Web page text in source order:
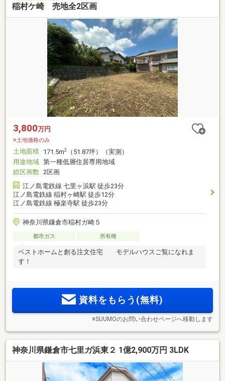
稲村ケ崎 売地全2区画
3,800万円
※土地価格のみ
土地面積 171.5m2
（51.87坪）（実測）
用途地域 第一種低層住居専用地域
総区画数 2区画
江ノ島電鉄線 七里ヶ浜駅 徒歩23分
江ノ島電鉄線 稲村ヶ崎駅 徒歩12分
江ノ島電鉄線 極楽寺駅 徒歩23分
神奈川県鎌倉市稲村ガ崎５
都市ガス 所有権
ベストホームと創る注文住宅 モデルハウスご覧になれま
す！
資料をもらう(無料)
※SUUMOのお問い合わせページへ移動します
神奈川県鎌倉市七里ガ浜東２ 1億2,900万円 3LDK